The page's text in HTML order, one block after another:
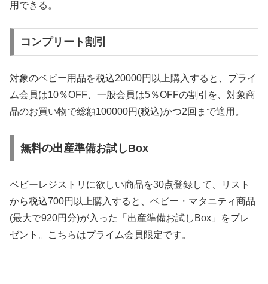
用できる。
コンプリート割引
対象のベビー用品を税込20000円以上購入すると、プライ
ム会員は10％OFF、一般会員は5％OFFの割引を、対象商
品のお買い物で総額100000円(税込)かつ2回まで適用。
無料の出産準備お試しBox
ベビーレジストリに欲しい商品を30点登録して、リスト
から税込700円以上購入すると、ベビー・マタニティ商品
(最大で920円分)が入った「出産準備お試しBox」をプレ
ゼント。こちらはプライム会員限定です。